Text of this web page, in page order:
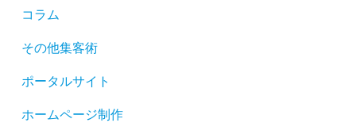
コラム
その他集客術
ポータルサイト
ホームページ制作